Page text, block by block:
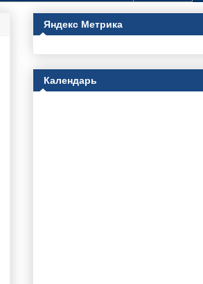
Яндекс Метрика
Календарь